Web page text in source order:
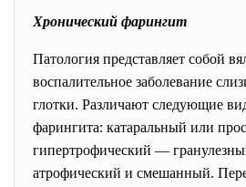
Хронический фарингит
Патология представляет собой
воспалительное заболевание
глотки. Различают следующие
фарингита: катаральный или
гипертрофический —
атрофический и смешанный.